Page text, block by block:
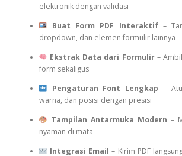
elektronik dengan validasi
Buat Form PDF Interaktif–
dropdown, dan elemen formulir lainnya
Ekstrak Data dari Formulir–
form sekaligus
Pengaturan Font Lengkap –
warna, dan posisi dengan presisi
Tampilan Antarmuka Modern –
nyaman di mata
Integrasi Email – Kirim PDF